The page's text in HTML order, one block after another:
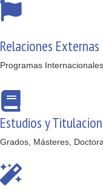
Relaciones Externas
Programas
Estudios y
Grados, Másteres,